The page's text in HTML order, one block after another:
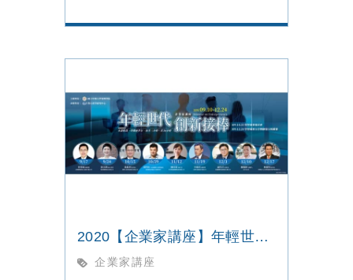
2020【企業家講座】年輕世代 創新接棒
企業家講座